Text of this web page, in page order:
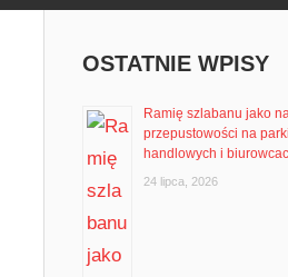
OSTATNIE WPISY
Ramię szlabanu jako
przepustowości na
handlowych i
24 lipca, 2026